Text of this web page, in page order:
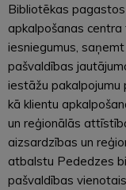
Bibliotēkas
apkalpošanas
iesniegumus,
pašvaldības
iestāžu pakalpojumu
kā klientu
un reģionālās
aizsardzības un
atbalstu Pededzes
pašvaldības